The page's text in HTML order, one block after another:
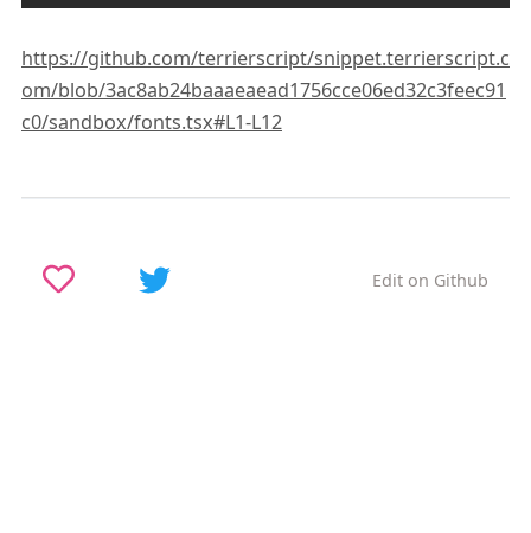
https://github.com/terrierscript/snippet.terrierscript.c
om/blob/3ac8ab24baaaeaead1756cce06ed32c3feec91
c0/sandbox/fonts.tsx#L1-L12
Edit on Github